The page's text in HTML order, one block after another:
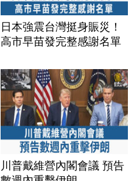
日本強震台灣挺身賑災！
高市早苗發完整感謝名單
川普戴維營內閣會議 預告